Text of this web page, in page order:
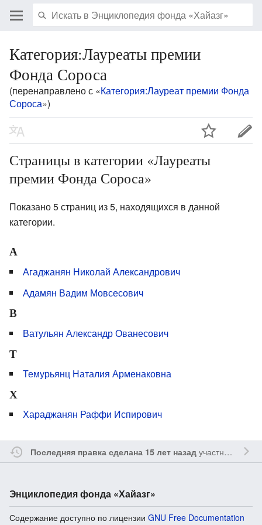
Категория:Лауреаты премии
Фонда Сороса
(перенаправлено с «Категория:Лауреат премии Фонда
Сороса»)
Страницы в категории «Лауреаты
премии Фонда Сороса»
Показано 5 страниц из 5, находящихся в данной
категории.
А
Агаджанян Николай Александрович
Адамян Вадим Мовсесович
В
Ватульян Александр Ованесович
Т
Темурьянц Наталия Арменаковна
Х
Хараджанян Раффи Испирович
Последняя правка сделана 15 лет назадучастником
Энциклопедия фонда «Хайазг»
Содержание доступно по лицензии GNU Free Documentation